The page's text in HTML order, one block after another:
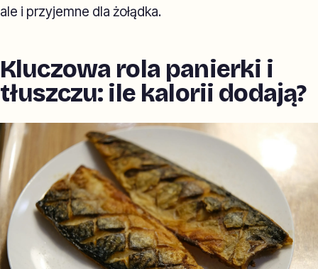
ale i przyjemne dla żołądka.
Kluczowa rola panierki i
tłuszczu: ile kalorii dodają?